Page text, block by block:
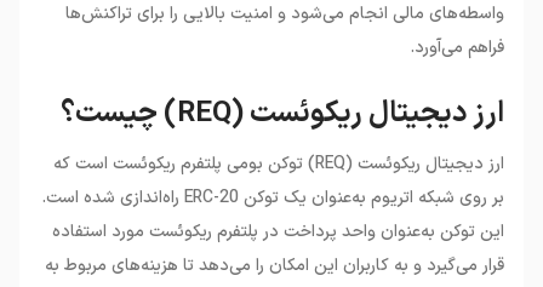
واسطه‌های مالی انجام می‌شود و امنیت بالایی را برای تراکنش‌ها
فراهم می‌آورد.
ارز دیجیتال ریکوئست (REQ) چیست؟
ارز دیجیتال ریکوئست (REQ) توکن بومی پلتفرم ریکوئست است که
بر روی شبکه اتریوم به‌عنوان یک توکن ERC-20 راه‌اندازی شده است.
این توکن به‌عنوان واحد پرداخت در پلتفرم ریکوئست مورد استفاده
قرار می‌گیرد و به کاربران این امکان را می‌دهد تا هزینه‌های مربوط به